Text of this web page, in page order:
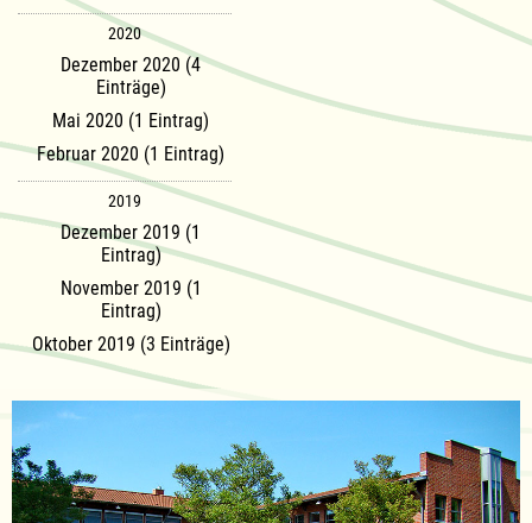
2020
Dezember 2020 (4
Einträge)
Mai 2020 (1 Eintrag)
Februar 2020 (1 Eintrag)
2019
Dezember 2019 (1
Eintrag)
November 2019 (1
Eintrag)
Oktober 2019 (3 Einträge)